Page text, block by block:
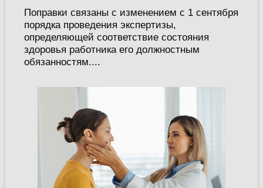
Поправки связаны с изменением с 1 сентября
порядка проведения экспертизы,
определяющей соответствие состояния
здоровья работника его должностным
обязанностям....